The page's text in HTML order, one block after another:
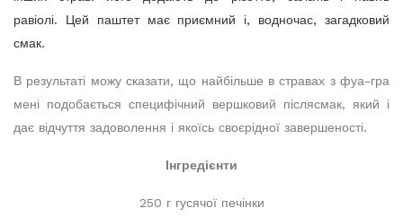
равіолі. Цей паштет має приємний і, водночас, загадковий
смак.
В результаті можу сказати, що найбільше в стравах з фуа-гра
мені подобається специфічний вершковий післясмак, який і
дає відчуття задоволення і якоїсь своєрідної завершеності.
Інгредієнти
250 г гусячої печінки